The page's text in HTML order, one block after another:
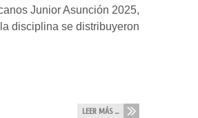
Junior Asunción 2025,
disciplina se distribuyeron
LEER MÁS ...